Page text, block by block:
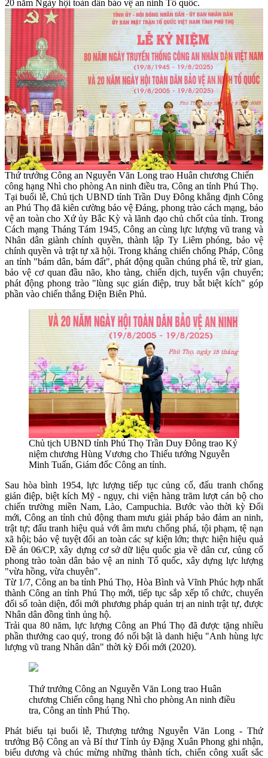
20 năm Ngày hội toàn dân bảo vệ an ninh Tổ quốc.
Thứ trưởng Công an Nguyễn Văn Long trao Huân chương Chiến
công hạng Nhì cho phòng An ninh điều tra, Công an tỉnh Phú Thọ.
Tại buổi lễ, Chủ tịch UBND tỉnh Trần Duy Đông khẳng định Công
an Phú Thọ đã kiên cường bảo vệ Đảng, phong trào cách mạng, bảo
vệ an toàn cho Xứ ủy Bắc Kỳ và lãnh đạo chủ chốt của tỉnh. Trong
Cách mạng Tháng Tám 1945, Công an cùng lực lượng vũ trang và
Nhân dân giành chính quyền, thành lập Ty Liêm phóng, bảo vệ
chính quyền và trật tự xã hội. Trong kháng chiến chống Pháp, Công
an tỉnh "bám dân, bám đất", phát động quần chúng phá tề, trừ gian,
bảo vệ cơ quan đầu não, kho tàng, chiến dịch, tuyến vận chuyển;
phát động phong trào "lùng sục gián điệp, truy bắt biệt kích" góp
phần vào chiến thắng Điện Biên Phủ.
Chủ tịch UBND tỉnh Phú Thọ Trần Duy Đông trao Kỷ
niệm chương Hùng Vương cho Thiếu tướng Nguyễn
Minh Tuấn, Giám đốc Công an tỉnh.
Sau hòa bình 1954, lực lượng tiếp tục củng cố, đấu tranh chống
gián điệp, biệt kích Mỹ - ngụy, chi viện hàng trăm lượt cán bộ cho
chiến trường miền Nam, Lào, Campuchia. Bước vào thời kỳ Đổi
mới, Công an tỉnh chủ động tham mưu giải pháp bảo đảm an ninh,
trật tự; đấu tranh hiệu quả với âm mưu chống phá, tội phạm, tệ nạn
xã hội; bảo vệ tuyệt đối an toàn các sự kiện lớn; thực hiện hiệu quả
Đề án 06/CP, xây dựng cơ sở dữ liệu quốc gia về dân cư, củng cố
phong trào toàn dân bảo vệ an ninh Tổ quốc, xây dựng lực lượng
"vừa hồng, vừa chuyên".
Từ 1/7, Công an ba tỉnh Phú Thọ, Hòa Bình và Vĩnh Phúc hợp nhất
thành Công an tỉnh Phú Thọ mới, tiếp tục sắp xếp tổ chức, chuyển
đổi số toàn diện, đổi mới phương pháp quản trị an ninh trật tự, được
Nhân dân đồng tình ủng hộ.
Trải qua 80 năm, lực lượng Công an Phú Thọ đã được tặng nhiều
phần thưởng cao quý, trong đó nổi bật là danh hiệu "Anh hùng lực
lượng vũ trang Nhân dân" thời kỳ Đổi mới (2020).
Thứ trưởng Công an Nguyễn Văn Long trao Huân
chương Chiến công hạng Nhì cho phòng An ninh điều
tra, Công an tỉnh Phú Thọ.
Phát biểu tại buổi lễ, Thượng tướng Nguyễn Văn Long - Thứ
trưởng Bộ Công an và Bí thư Tỉnh ủy Đặng Xuân Phong ghi nhận,
biểu dương và chúc mừng những thành tích, chiến công xuất sắc